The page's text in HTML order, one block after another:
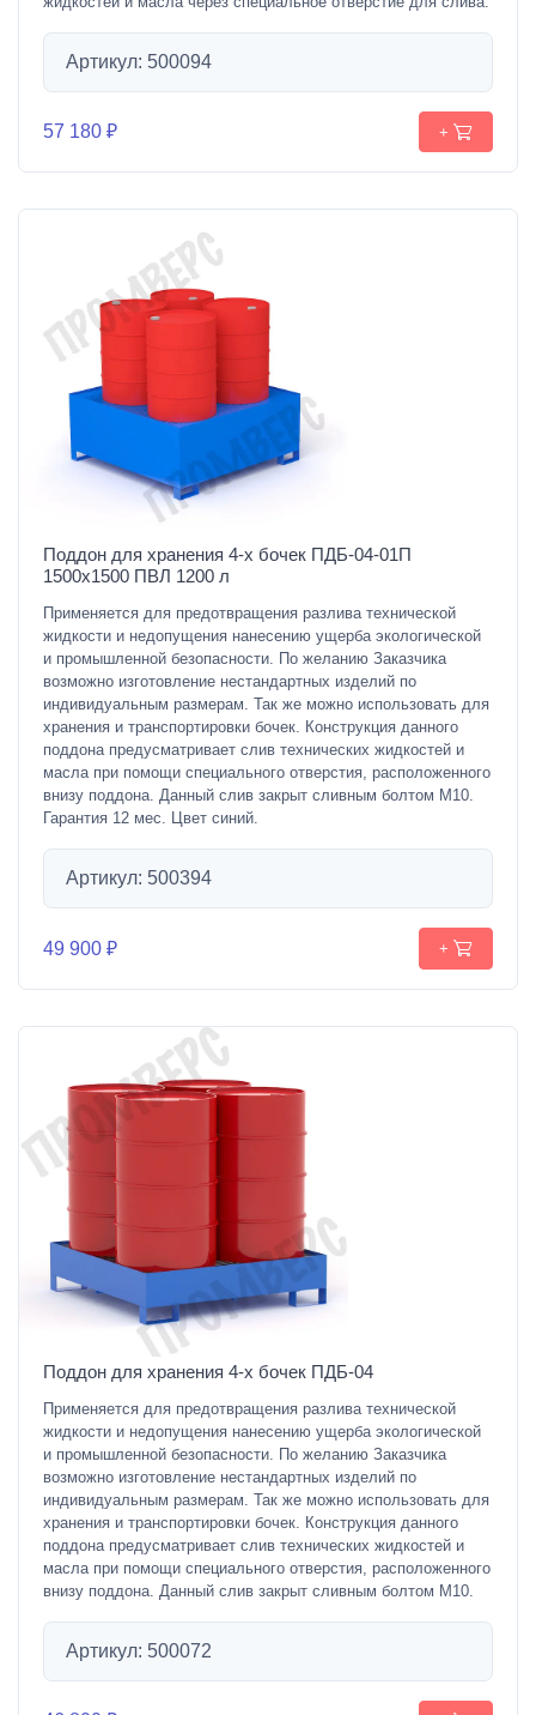
Артикул: 500094
57 180 ₽ +
Поддон для хранения 4-х бочек ПДБ-04-01П
1500х1500 ПВЛ 1200 л
Применяется для предотвращения разлива технической
жидкости и недопущения нанесению ущерба экологической
и промышленной безопасности. По желанию Заказчика
возможно изготовление нестандартных изделий по
индивидуальным размерам. Так же можно использовать для
хранения и транспортировки бочек. Конструкция данного
поддона предусматривает слив технических жидкостей и
масла при помощи специального отверстия, расположенного
внизу поддона. Данный слив закрыт сливным болтом M10.
Гарантия 12 мес. Цвет синий.
Артикул: 500394
49 900 ₽ +
Поддон для хранения 4-х бочек ПДБ-04
Применяется для предотвращения разлива технической
жидкости и недопущения нанесению ущерба экологической
и промышленной безопасности. По желанию Заказчика
возможно изготовление нестандартных изделий по
индивидуальным размерам. Так же можно использовать для
хранения и транспортировки бочек. Конструкция данного
поддона предусматривает слив технических жидкостей и
масла при помощи специального отверстия, расположенного
внизу поддона. Данный слив закрыт сливным болтом M10.
Артикул: 500072